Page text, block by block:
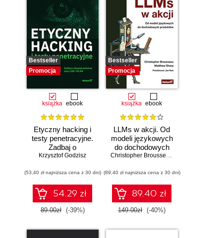
Bestseller
Promocja
książka ebook
Etyczny hacking i
testy penetracyjne.
Zadbaj o
bezpieczeństwo
Krzysztof Godzisz
(53,40 zł najniższa cena z 30 dni)
54.29 zł
89.00zł (-39%)
Bestseller
Promocja
książka ebook
LLMs w akcji. Od
modeli językowych
do dochodowych
produktów
Christopher Brousseau
(89,40 zł najniższa cena z 30 dni)
89.40 zł
149.00zł (-40%)